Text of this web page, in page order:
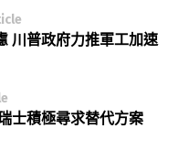
川普政府力推軍工加速
士積極尋求替代方案